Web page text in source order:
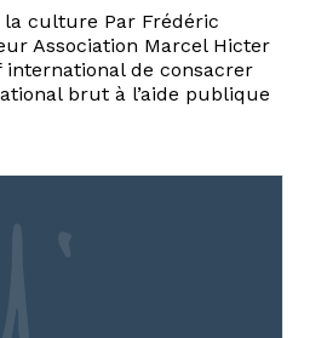
la culture Par Frédéric
Association Marcel Hicter
international de consacrer
brut à l’aide publique